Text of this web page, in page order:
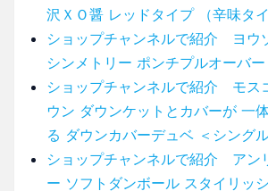
沢ＸＯ醤 レッドタイプ （辛味タイ
ショップチャンネルで紹介 ヨウ
シンメトリー ポンチプルオーバー
ショップチャンネルで紹介 モス
ウン ダウンケットとカバーが 一
る ダウンカバーデュベ ＜シング
ショップチャンネルで紹介 アン
ー ソフトダンボール スタイリッ